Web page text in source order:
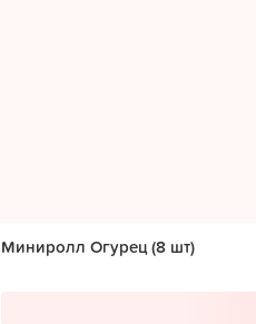
Миниролл Огурец (8 шт)